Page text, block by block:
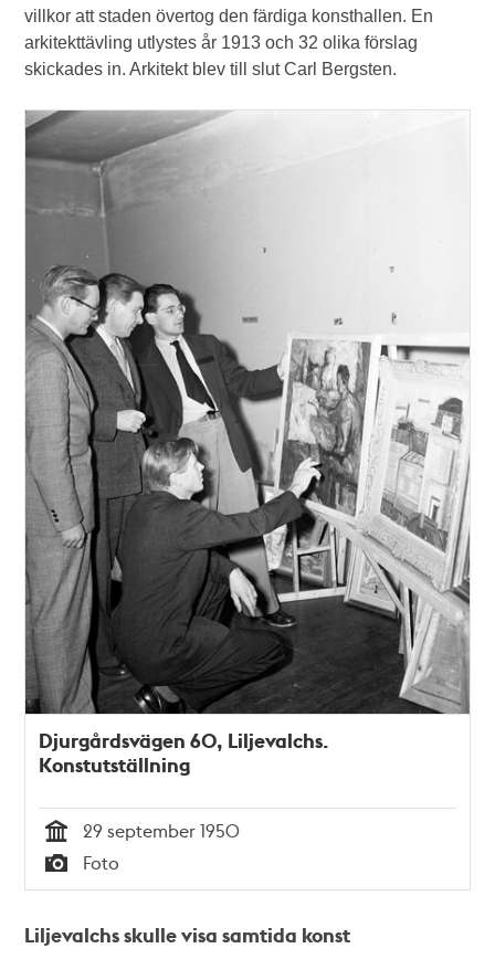
villkor att staden övertog den färdiga konsthallen. En
arkitekttävling utlystes år 1913 och 32 olika förslag
skickades in. Arkitekt blev till slut Carl Bergsten.
Djurgårdsvägen 60, Liljevalchs.
Konstutställning
Tid
29 september 1950
Typ
Foto
Liljevalchs skulle visa samtida konst